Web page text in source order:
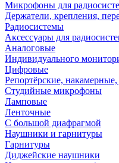
Микрофоны для
Держатели, крепления,
Радиосистемы
Аксессуары для
Аналоговые
Индивидуального
Цифровые
Репортёрские, накамерные,
Студийные микрофоны
Ламповые
Ленточные
С большой диафрагмой
Наушники и гарнитуры
Гарнитуры
Диджейские наушники